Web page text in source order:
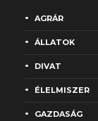
AGRÁR
ÁLLATOK
DIVAT
ÉLELMISZER
GAZDASÁG